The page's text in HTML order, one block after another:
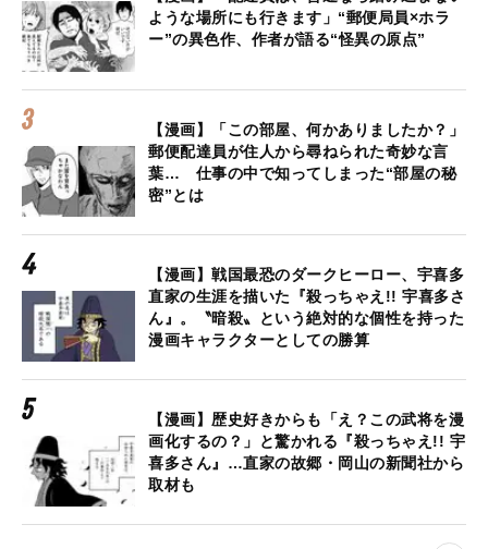
ような場所にも行きます」“郵便局員×ホラ
ー”の異色作、作者が語る“怪異の原点”
【漫画】「この部屋、何かありましたか？」
郵便配達員が住人から尋ねられた奇妙な言
葉… 仕事の中で知ってしまった“部屋の秘
密”とは
【漫画】戦国最恐のダークヒーロー、宇喜多
直家の生涯を描いた『殺っちゃえ!! 宇喜多さ
ん』。〝暗殺〟という絶対的な個性を持った
漫画キャラクターとしての勝算
【漫画】歴史好きからも「え？この武将を漫
画化するの？」と驚かれる『殺っちゃえ!! 宇
喜多さん』…直家の故郷・岡山の新聞社から
取材も